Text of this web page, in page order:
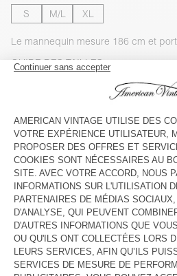
S M/L XL
Le mannequin mesure 186 cm et
GUIDE DES TAILLES
entre le mardi
VOIR LA DISPONIBILITE
VOIR LE LOOK